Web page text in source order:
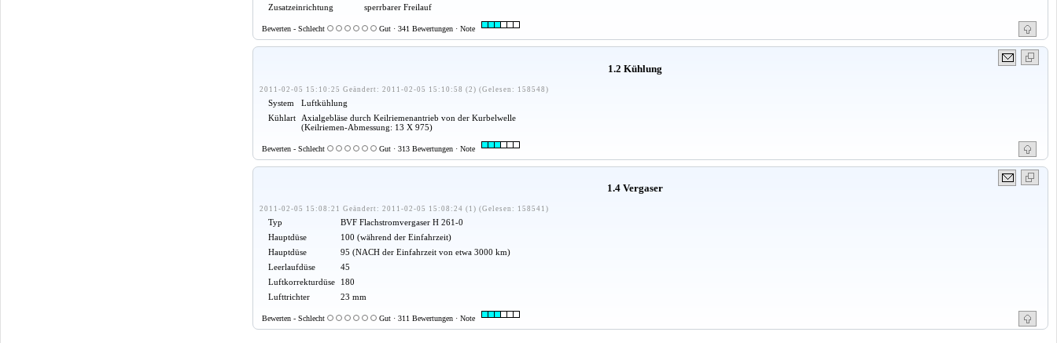
Zusatzeinrichtung
sperrbarer Freilauf
Bewerten - Schlecht Gut · 341 Bewertungen · Note
1.2 Kühlung
2011-02-05 15:10:25 Geändert: 2011-02-05 15:10:58 (2) (Gelesen: 158548)
System
Luftkühlung
Kühlart
Axialgebläse durch Keilriemenantrieb von der Kurbelwelle
(Keilriemen-Abmessung: 13 X 975)
Bewerten - Schlecht Gut · 313 Bewertungen · Note
1.4 Vergaser
2011-02-05 15:08:21 Geändert: 2011-02-05 15:08:24 (1) (Gelesen: 158541)
Typ
BVF Flachstromvergaser H 261-0
Hauptdüse
100 (während der Einfahrzeit)
Hauptdüse
95 (NACH der Einfahrzeit von etwa 3000 km)
Leerlaufdüse
45
Luftkorrekturdüse
180
Lufttrichter
23 mm
Bewerten - Schlecht Gut · 311 Bewertungen · Note